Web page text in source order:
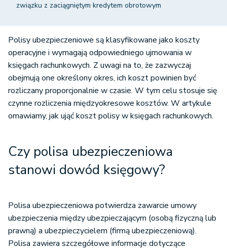
związku z zaciągniętym kredytem obrotowym
Polisy ubezpieczeniowe są klasyfikowane jako koszty
operacyjne i wymagają odpowiedniego ujmowania w
księgach rachunkowych. Z uwagi na to, że zazwyczaj
obejmują one określony okres, ich koszt powinien być
rozliczany proporcjonalnie w czasie. W tym celu stosuje się
czynne rozliczenia międzyokresowe kosztów. W artykule
omawiamy, jak ująć koszt polisy w księgach rachunkowych.
Czy polisa ubezpieczeniowa
stanowi dowód księgowy?
Polisa ubezpieczeniowa potwierdza zawarcie umowy
ubezpieczenia między ubezpieczającym (osobą fizyczną lub
prawną) a ubezpieczycielem (firmą ubezpieczeniową).
Polisa zawiera szczegółowe informacje dotyczące